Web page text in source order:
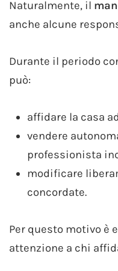
Naturalmente, il
anche alcune
Durante il periodo
può:
affidare la casa
vendere
professionista
modificare
concordate.
Per questo motivo è
attenzione a chi